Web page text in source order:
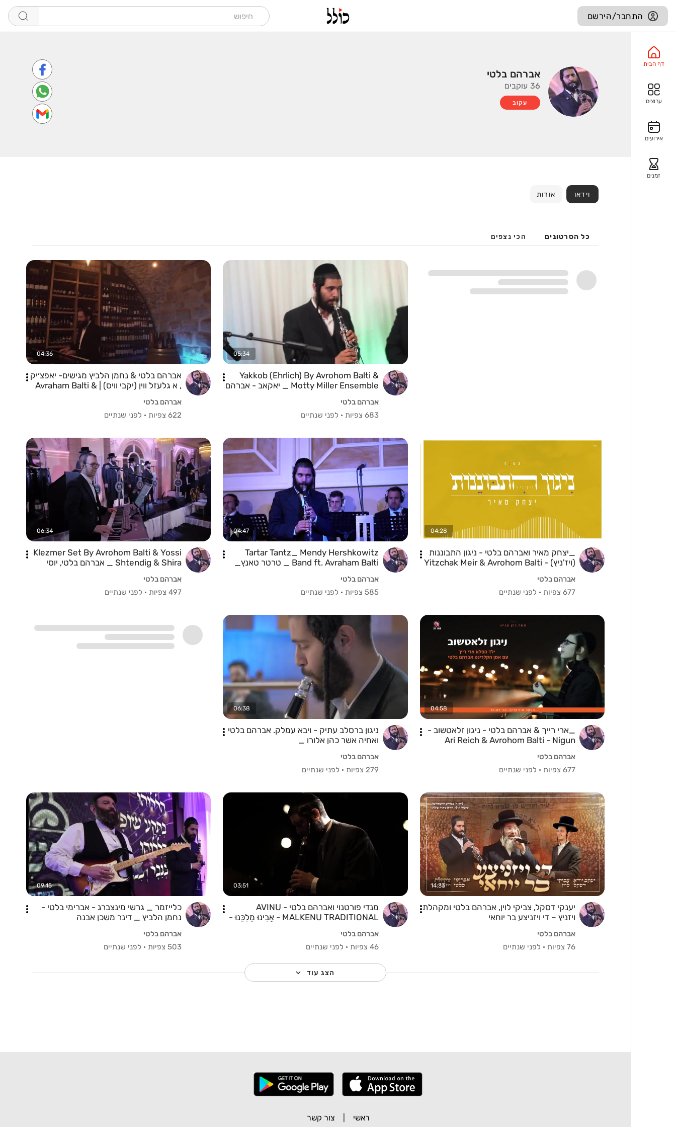
התחבר/הירשם
דף הבית
ערוצים
אירועים
זמנים
אברהם בלטי
36 עוקבים
עקוב
וידאו אודות
כל הסרטונים הכי נצפים
05:34
Yakkob (Ehrlich) By Avrohom Balti &
Motty Miller Ensemble _ יאקאב - אברהם
אברהם בלטי
683 צפיות
· לפני שנתיים
04:36
אברהם בלטי & נחמן הלביץ מגישים- יאפצ׳יק
, א גלעזל ווין (יקבי וויס) | Avraham Balti &
אברהם בלטי
622 צפיות
· לפני שנתיים
04:28
_יצחק מאיר ואברהם בלטי - ניגון התבוננות
(ויז'ניץ) - Yitzchak Meir & Avrohom Balti
אברהם בלטי
677 צפיות
· לפני שנתיים
04:47
Tartar Tantz_ Mendy Hershkowitz
Band ft. Avraham Balti _ טרטר טאנץ_
אברהם בלטי
585 צפיות
· לפני שנתיים
06:34
Klezmer Set By Avrohom Balti & Yossi
Shtendig & Shira _ אברהם בלטי, יוסי
אברהם בלטי
497 צפיות
· לפני שנתיים
04:58
_ארי רייך & אברהם בלטי - ניגון זלאטשוב -
Ari Reich & Avrohom Balti - Nigun
אברהם בלטי
677 צפיות
· לפני שנתיים
06:38
ניגון ברסלב עתיק - ויבא עמלק. אברהם בלטי
ואחיה אשר כהן אלורו _
אברהם בלטי
279 צפיות
· לפני שנתיים
14:33
יענקי דסקל, צביקי לוין, אברהם בלטי ומקהלת
ויזניץ – די ויזניצע בר יוחאי
אברהם בלטי
76 צפיות
· לפני שנתיים
03:51
מנדי פורטנוי ואברהם בלטי - AVINU
MALKENU TRADITIONAL - אָבִינוּ מַלְכֵּנוּ -
אברהם בלטי
46 צפיות
· לפני שנתיים
09:15
כלייזמר _ גרשי מינצברג - אברימי בלטי -
נחמן הלביץ _ דינר משכן אבנה
אברהם בלטי
503 צפיות
· לפני שנתיים
הצג עוד
ראשי צור קשר